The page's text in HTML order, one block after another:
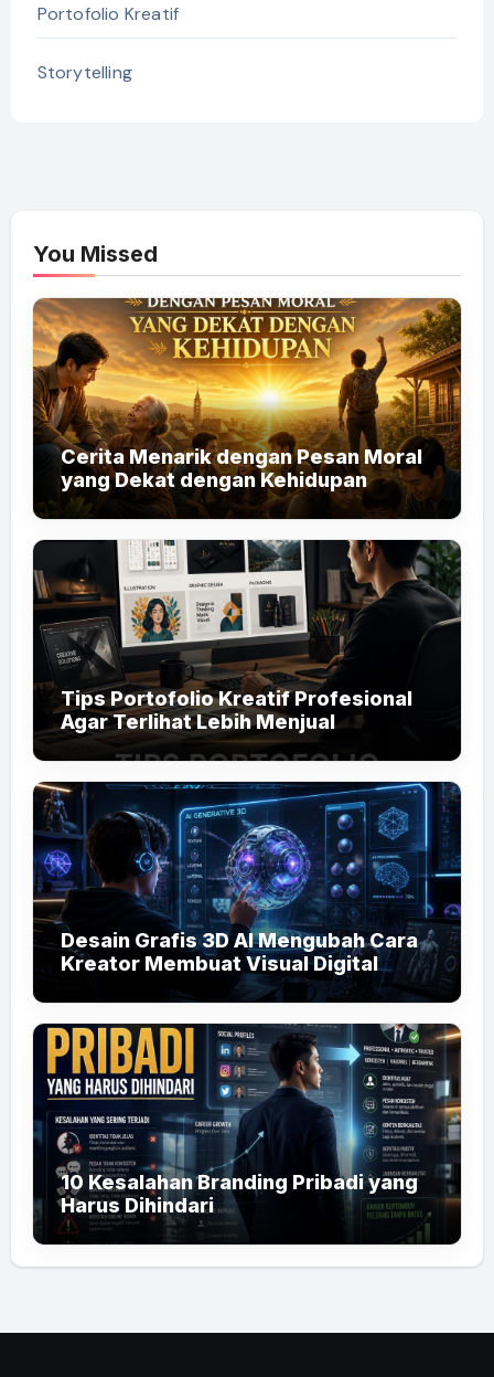
Portofolio Kreatif
Storytelling
You Missed
Cerita Menarik dengan Pesan Moral
yang Dekat dengan Kehidupan
Tips Portofolio Kreatif Profesional
Agar Terlihat Lebih Menjual
Desain Grafis 3D AI Mengubah Cara
Kreator Membuat Visual Digital
10 Kesalahan Branding Pribadi yang
Harus Dihindari